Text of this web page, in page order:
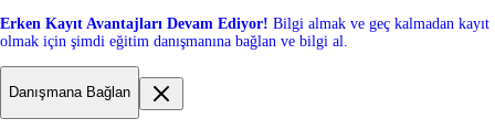
Erken Kayıt Avantajları Devam Ediyor! Bilgi almak ve geç kalmadan kayıt
olmak için şimdi eğitim danışmanına bağlan ve bilgi al.
Danışmana Bağlan